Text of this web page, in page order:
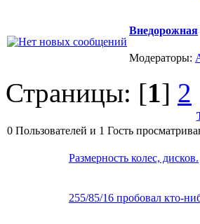
Внедорожная
Модераторы:
Страницы: [1] 2
0 Пользователей и 1 Гость
Размерность колес, дисков.
255/85/16 пробовал кто-